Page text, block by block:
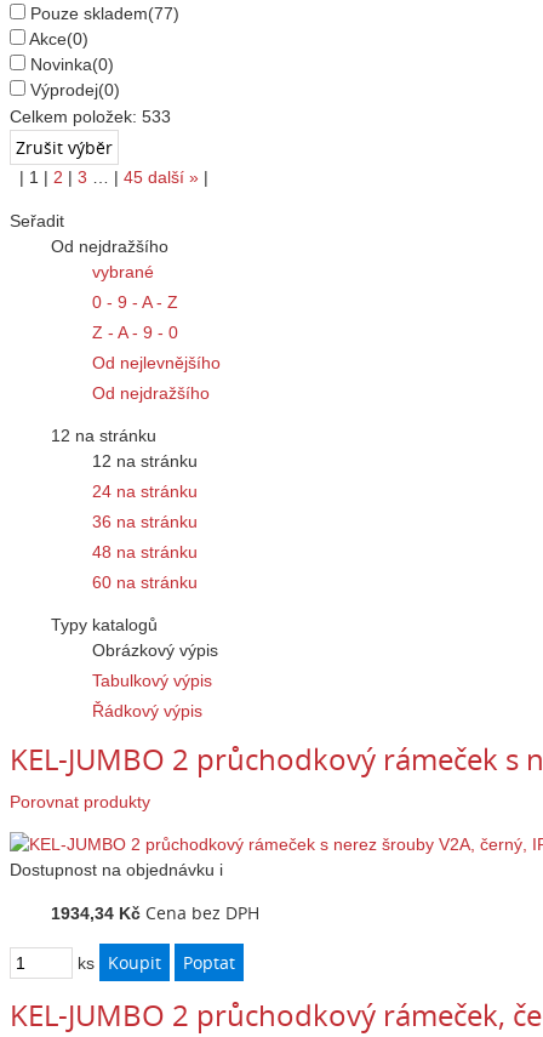
Pouze skladem(77)
Akce(0)
Novinka(0)
Výprodej(0)
Celkem položek: 533
| 1 | 2 | 3 … | 45 další » |
Seřadit
Od nejdražšího
vybrané
0 - 9 - A - Z
Z - A - 9 - 0
Od nejlevnějšího
Od nejdražšího
12 na stránku
12 na stránku
24 na stránku
36 na stránku
48 na stránku
60 na stránku
Typy katalogů
Obrázkový výpis
Tabulkový výpis
Řádkový výpis
KEL-JUMBO 2 průchodkový rámeček s
Porovnat produkty
Dostupnost na objednávku i
1934,34 Kč Cena bez DPH
ks
KEL-JUMBO 2 průchodkový rámeček,